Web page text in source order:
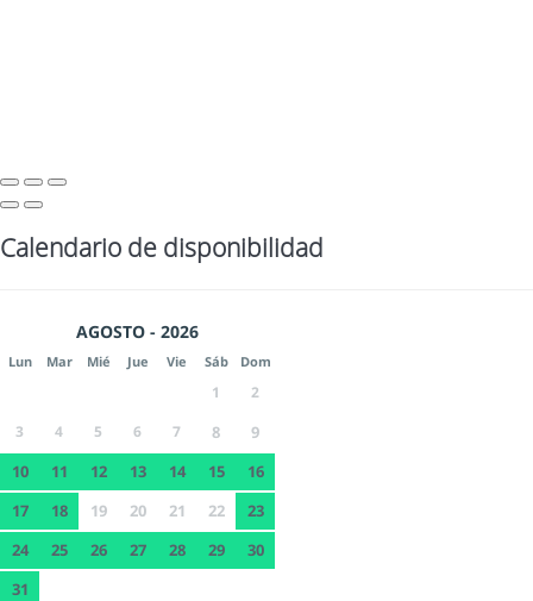
Calendario de disponibilidad
AGOSTO - 2026
Lun Mar Mié Jue Vie Sáb Dom
1
2
3
4 5 6 7 8
9
10
11 12 13 14 15
16
17
18 19 20 21 22
23
24
25 26 27 28 29
30
31